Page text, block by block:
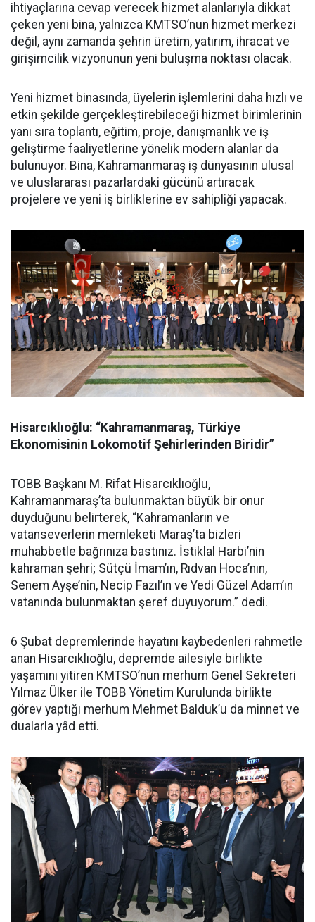
ihtiyaçlarına cevap verecek hizmet alanlarıyla dikkat
çeken yeni bina, yalnızca KMTSO’nun hizmet merkezi
değil, aynı zamanda şehrin üretim, yatırım, ihracat ve
girişimcilik vizyonunun yeni buluşma noktası olacak.
Yeni hizmet binasında, üyelerin işlemlerini daha hızlı ve
etkin şekilde gerçekleştirebileceği hizmet birimlerinin
yanı sıra toplantı, eğitim, proje, danışmanlık ve iş
geliştirme faaliyetlerine yönelik modern alanlar da
bulunuyor. Bina, Kahramanmaraş iş dünyasının ulusal
ve uluslararası pazarlardaki gücünü artıracak
projelere ve yeni iş birliklerine ev sahipliği yapacak.
Hisarcıklıoğlu: “Kahramanmaraş, Türkiye
Ekonomisinin Lokomotif Şehirlerinden Biridir”
TOBB Başkanı M. Rifat Hisarcıklıoğlu,
Kahramanmaraş’ta bulunmaktan büyük bir onur
duyduğunu belirterek, “Kahramanların ve
vatanseverlerin memleketi Maraş’ta bizleri
muhabbetle bağrınıza bastınız. İstiklal Harbi’nin
kahraman şehri; Sütçü İmam’ın, Rıdvan Hoca’nın,
Senem Ayşe’nin, Necip Fazıl’ın ve Yedi Güzel Adam’ın
vatanında bulunmaktan şeref duyuyorum.” dedi.
6 Şubat depremlerinde hayatını kaybedenleri rahmetle
anan Hisarcıklıoğlu, depremde ailesiyle birlikte
yaşamını yitiren KMTSO’nun merhum Genel Sekreteri
Yılmaz Ülker ile TOBB Yönetim Kurulunda birlikte
görev yaptığı merhum Mehmet Balduk’u da minnet ve
dualarla yâd etti.